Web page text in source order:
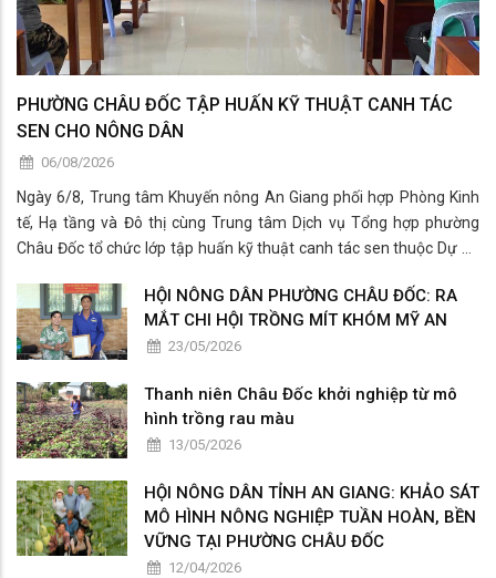
PHƯỜNG CHÂU ĐỐC TẬP HUẤN KỸ THUẬT CANH TÁC
SEN CHO NÔNG DÂN
06/08/2026
Ngày 6/8, Trung tâm Khuyến nông An Giang phối hợp Phòng Kinh
tế, Hạ tầng và Đô thị cùng Trung tâm Dịch vụ Tổng hợp phường
Châu Đốc tổ chức lớp tập huấn kỹ thuật canh tác sen thuộc Dự án
Nam” cho các hộ dân trồng sen trên địa bàn.
HỘI NÔNG DÂN PHƯỜNG CHÂU ĐỐC: RA
MẮT CHI HỘI TRỒNG MÍT KHÓM MỸ AN
23/05/2026
Thanh niên Châu Đốc khởi nghiệp từ mô
hình trồng rau màu
13/05/2026
HỘI NÔNG DÂN TỈNH AN GIANG: KHẢO SÁT
MÔ HÌNH NÔNG NGHIỆP TUẦN HOÀN, BỀN
VỮNG TẠI PHƯỜNG CHÂU ĐỐC
12/04/2026